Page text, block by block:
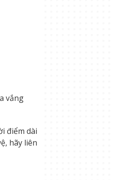
vắng
điểm dài
hãy liên